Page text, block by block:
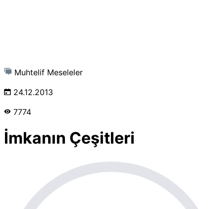
Muhtelif Meseleler
24.12.2013
7774
İmkanın Çeşitleri